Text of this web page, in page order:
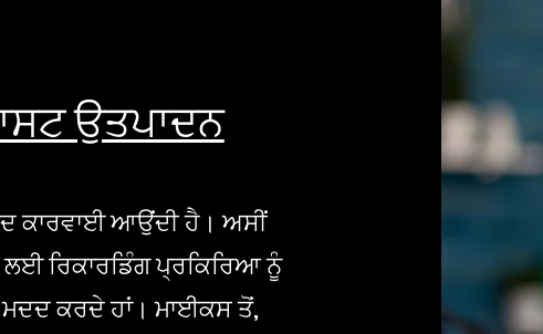
ਉਤਪਾਦਨ
ਕਾਰਵਾਈ ਆਉਂਦੀ ਹੈ। ਅਸੀਂ
ਰਿਕਾਰਡਿੰਗ ਪ੍ਰਕਿਰਿਆ ਨੂੰ
ਕਰਦੇ ਹਾਂ। ਮਾਈਕਸ ਤੋਂ,